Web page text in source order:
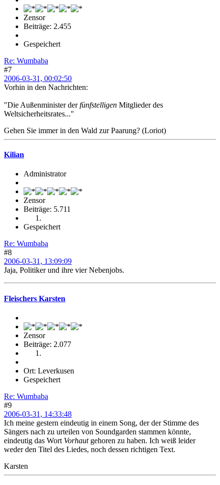
Zensor
Beiträge: 2.455
Gespeichert
Re: Wumbaba
#7
2006-03-31, 00:02:50
Vorhin in den Nachrichten:
"Die Außenminister derfünfstelligen Mitglieder des
Weltsicherheitsrates..."
Gehen Sie immer in den Wald zur Paarung? (Loriot)
Kilian
Administrator
Zensor
Beiträge: 5.711
Gespeichert
Re: Wumbaba
#8
2006-03-31, 13:09:09
Jaja, Politiker und ihre vier Nebenjobs.
Fleischers Karsten
Zensor
Beiträge: 2.077
Ort: Leverkusen
Gespeichert
Re: Wumbaba
#9
2006-03-31, 14:33:48
Ich meine gestern eindeutig in einem Song, der der Stimme des
Sängers nach zu urteilen von Soundgarden stammen könnte,
eindeutig das Wort Vorhautgehoren zu haben. Ich weiß leider
weder den Titel des Liedes, noch dessen richtigen Text.
Karsten